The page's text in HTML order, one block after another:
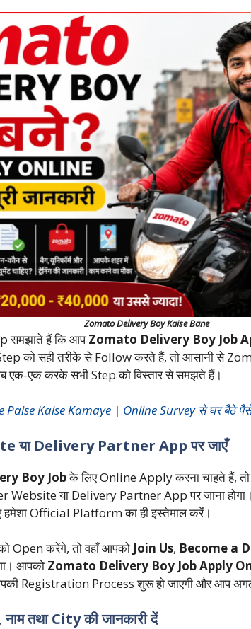
Zomato Delivery Boy Kaise Bane
समझाते हैं कि आपZomato Delivery Boy Job
को सही तरीके से Follow करते हैं, तो आसानी से
एक करके सभी Step को विस्तार से समझते हैं।
Paise Kaise Kamaye | Online Survey से घर बैठे
या Delivery Partner App पर जाएँ
Boy Jobके लिए Online Apply करना चाहते हैं,
या Delivery Partner App पर जाना
हमेशा Official Platform का ही इस्तेमाल करें।
Open करेंगे, तो वहाँ आपको Join Us, Become a
आपको Zomato Delivery Boy Job Apply
Registration Process शुरू हो जाएगी और आप
नाम तथा City की जानकारी दें